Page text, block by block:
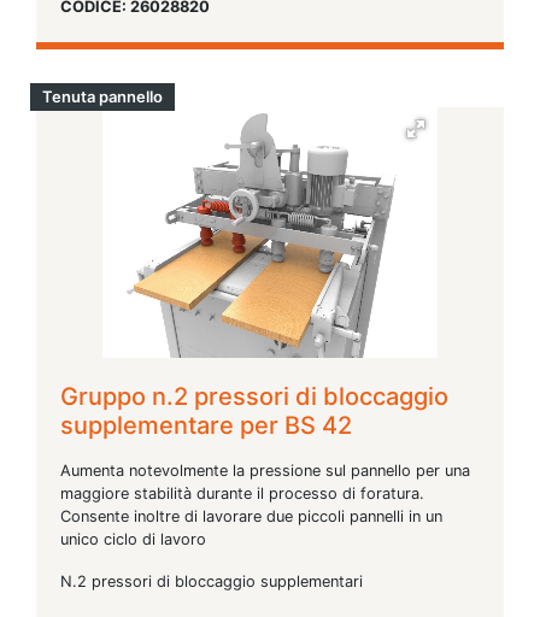
CODICE: 26028820
Tenuta pannello
Gruppo n.2 pressori di bloccaggio
supplementare per BS 42
Aumenta notevolmente la pressione sul pannello per una
maggiore stabilità durante il processo di foratura.
Consente inoltre di lavorare due piccoli pannelli in un
unico ciclo di lavoro
N.2 pressori di bloccaggio supplementari